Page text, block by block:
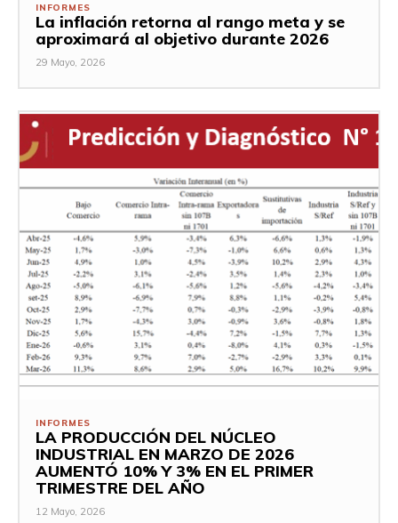
INFORMES
La inflación retorna al rango meta y se
aproximará al objetivo durante 2026
29 Mayo, 2026
INFORMES
LA PRODUCCIÓN DEL NÚCLEO
INDUSTRIAL EN MARZO DE 2026
AUMENTÓ 10% Y 3% EN EL PRIMER
TRIMESTRE DEL AÑO
12 Mayo, 2026